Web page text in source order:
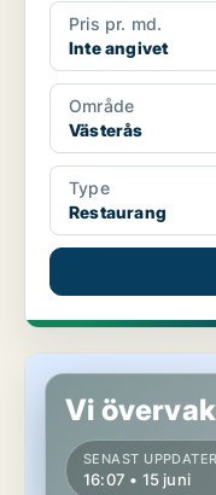
Pris pr. md.
Inte angivet
Område
Västerås
Type
Restaurang
Butikslokal i Västerås
Vi
SENAST
16:07 • 15 juni